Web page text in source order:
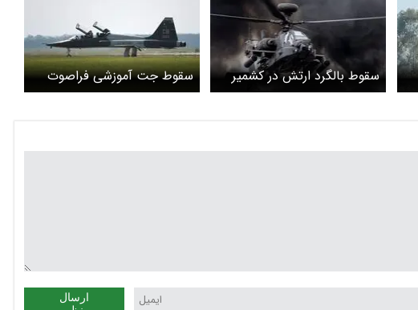
سقوط بالگرد ارتش در کشمیر
پاکستان؛ همه سرنشینان کشته
سقوط جت آموزشی فراصوت
نیروی هوایی آمریکا
ارسال